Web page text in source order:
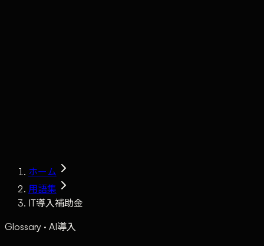
ホーム
用語集
IT導入補助金
Glossary · AI導入